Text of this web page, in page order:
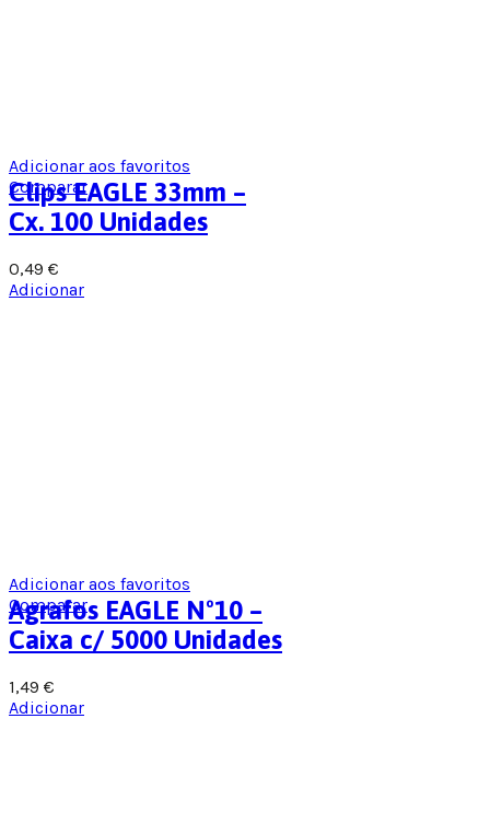
Adicionar aos favoritos
Comparar
Clips EAGLE 33mm –
Cx. 100 Unidades
0,49 €
Adicionar
Adicionar aos favoritos
Comparar
Agrafos EAGLE Nº10 –
Caixa c/ 5000 Unidades
1,49 €
Adicionar